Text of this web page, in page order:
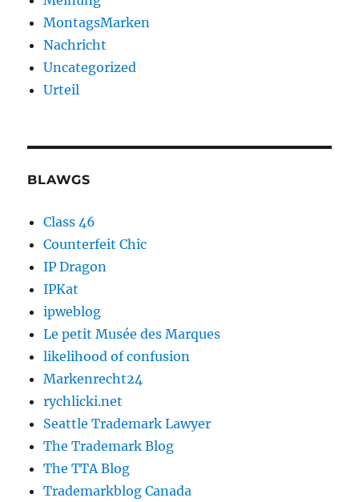
MontagsMarken
Nachricht
Uncategorized
Urteil
BLAWGS
Class 46
Counterfeit Chic
IP Dragon
IPKat
ipweblog
Le petit Musée des Marques
likelihood of confusion
Markenrecht24
rychlicki.net
Seattle Trademark Lawyer
The Trademark Blog
The TTA Blog
Trademarkblog Canada